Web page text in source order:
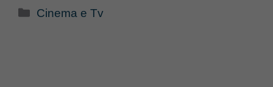
Categorie
Cinema e Tv